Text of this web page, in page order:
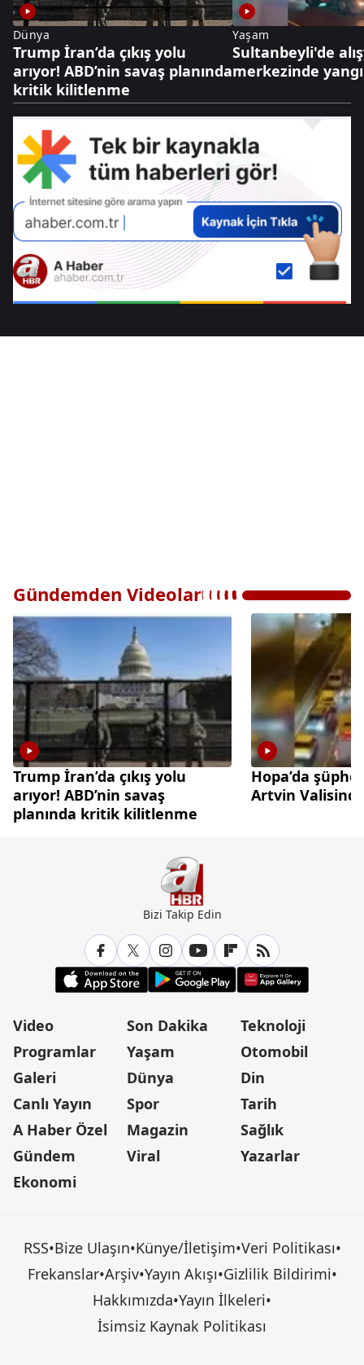
Dünya
Trump İran’da çıkış yolu
arıyor! ABD’nin savaş planında
kritik kilitlenme
Yaşam
Sultanbeyli'de
merkezinde
Gündemden Videolar
Trump İran’da çıkış yolu
arıyor! ABD’nin savaş
planında kritik kilitlenme
Hopa’da
Artvin
Bizi Takip Edin
Video
Programlar
Galeri
Canlı Yayın
A Haber Özel
Gündem
Ekonomi
Son Dakika
Yaşam
Dünya
Spor
Magazin
Viral
Teknoloji
Otomobil
Din
Tarih
Sağlık
Yazarlar
RSS•Bize Ulaşın•Künye/İletişim•Veri Politikası•
Frekanslar•Arşiv•Yayın Akışı•Gizlilik Bildirimi•
Hakkımızda•Yayın İlkeleri•
İsimsiz Kaynak Politikası